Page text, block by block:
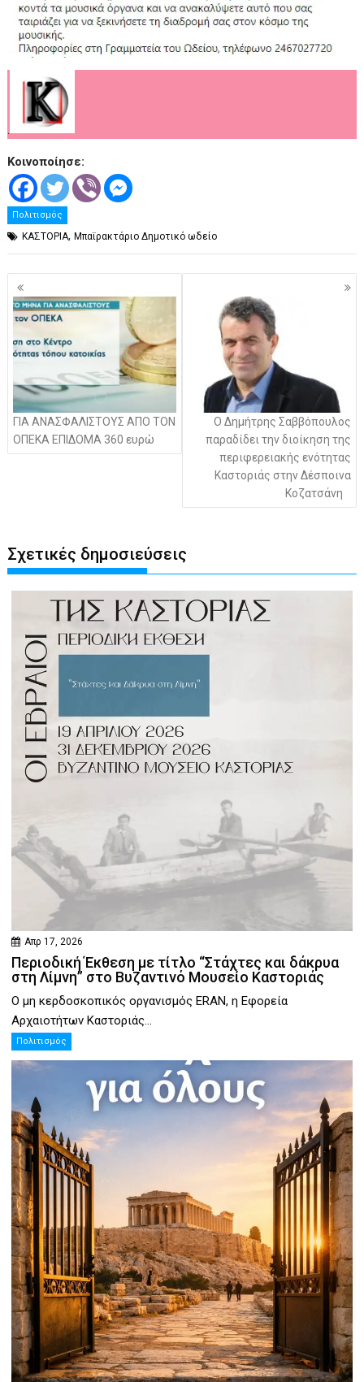
Κοινοποίησε:
Πολιτισμός
ΚΑΣΤΟΡΙΑ,Μπαϊρακτάριο Δημοτικό ωδείο
Πλοήγηση
άρθρων
ΓΙΑ ΑΝΑΣΦΑΛΙΣΤΟΥΣ ΑΠΟ ΤΟΝ
ΟΠΕΚΑ ΕΠΙΔΟΜΑ 360 ευρώ
Ο Δημήτρης Σαββόπουλος
παραδίδει την διοίκηση της
περιφερειακής ενότητας
Καστοριάς στην Δέσποινα
Κοζατσάνη
Σχετικές δημοσιεύσεις
Απρ 17, 2026
Περιοδική Έκθεση με τίτλο “Στάχτες και δάκρυα
στη Λίμνη” στο Βυζαντινό Μουσείο Καστοριάς
Ο μη κερδοσκοπικός οργανισμός ERAN, η Εφορεία
Αρχαιοτήτων Καστοριάς...
Πολιτισμός